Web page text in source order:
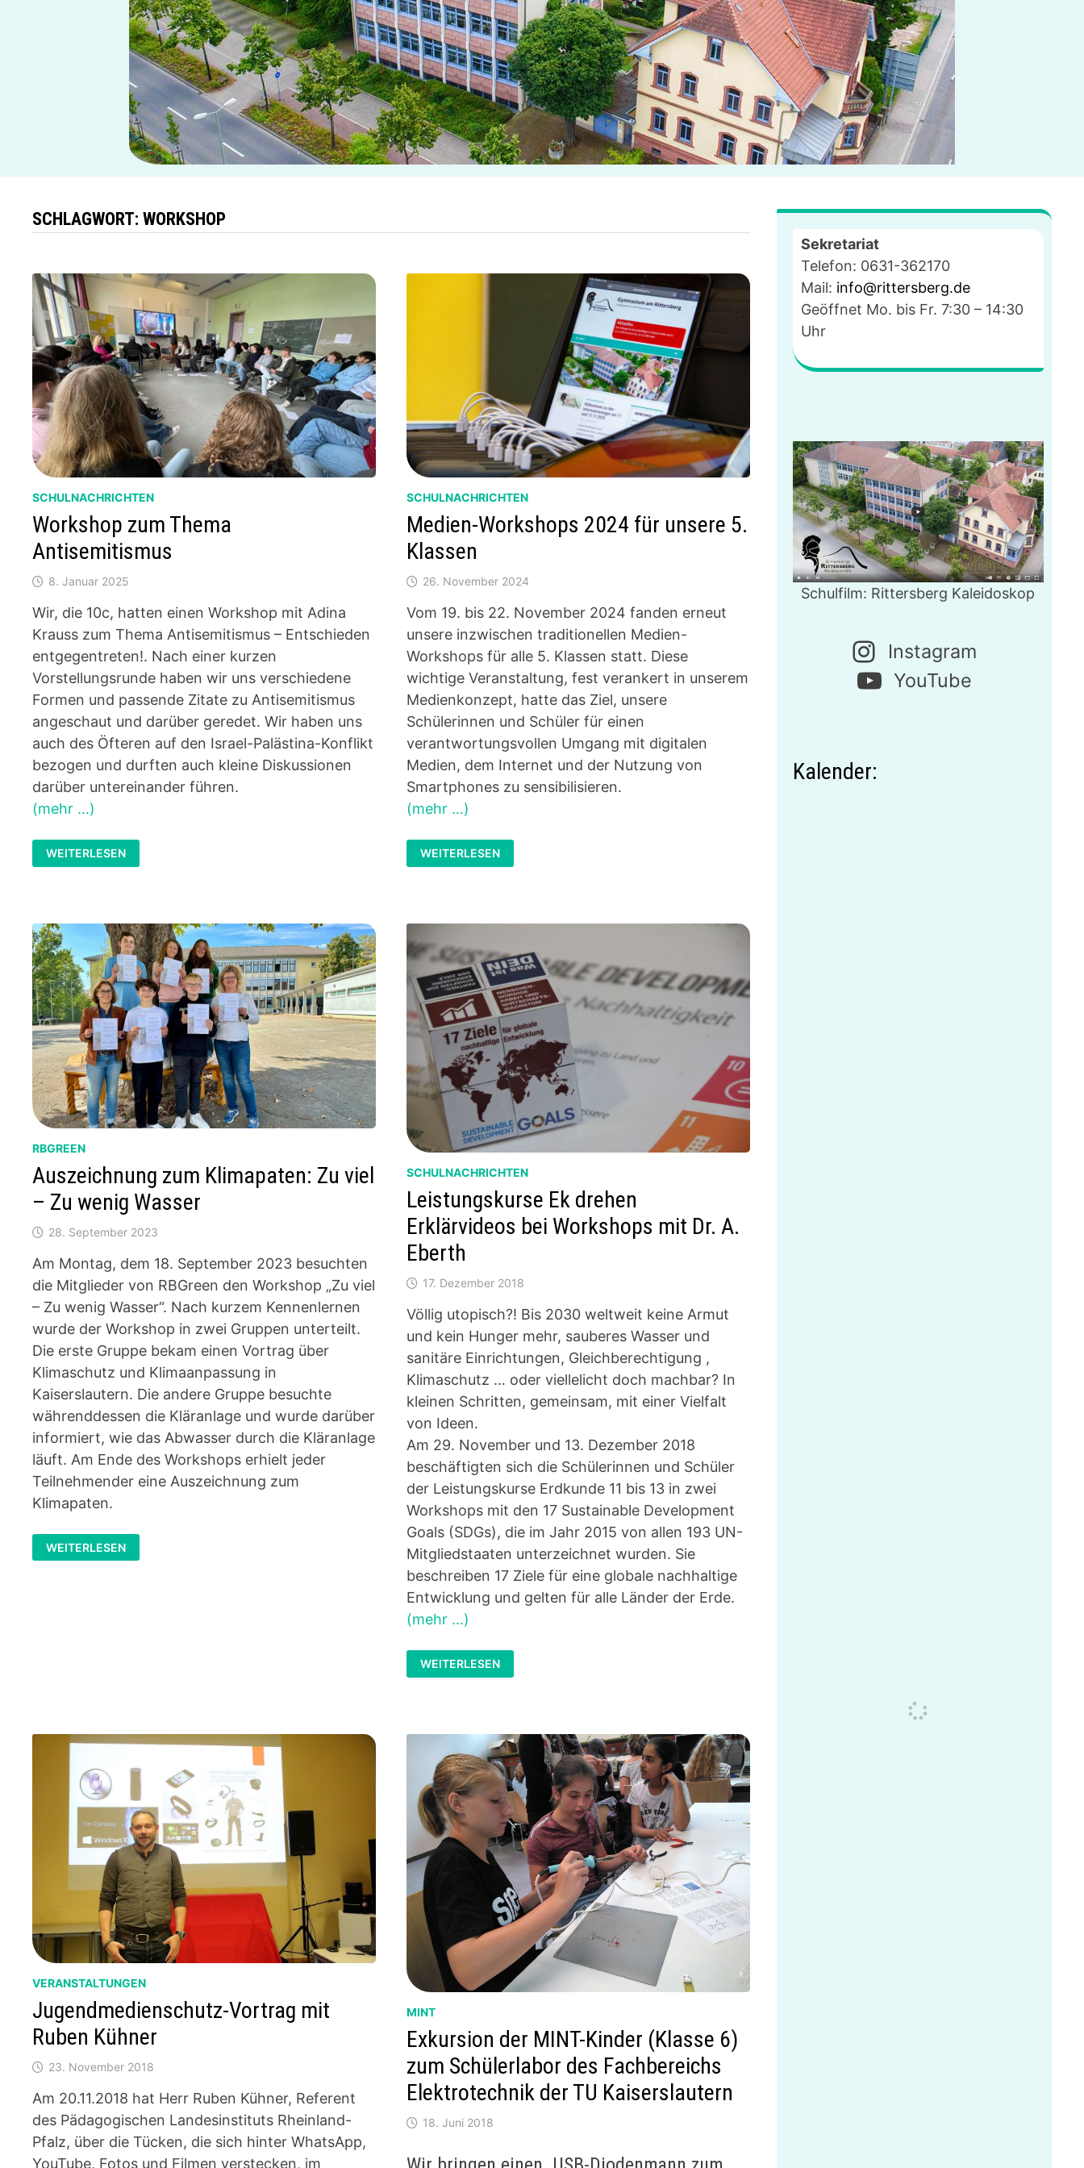
SCHLAGWORT:WORKSHOP
SCHULNACHRICHTEN
Workshop zum Thema
Antisemitismus
8. Januar 2025
Wir, die 10c, hatten einen Workshop mit Adina
Krauss zum Thema Antisemitismus – Entschieden
entgegentreten!. Nach einer kurzen
Vorstellungsrunde haben wir uns verschiedene
Formen und passende Zitate zu Antisemitismus
angeschaut und darüber geredet. Wir haben uns
auch des Öfteren auf den Israel-Palästina-Konflikt
bezogen und durften auch kleine Diskussionen
darüber untereinander führen.
(mehr …)
WORKSHOP
ZUM
THEMA
WEITERLESEN
SCHULNACHRICHTEN
Medien-Workshops 2024 für unsere 5.
Klassen
26. November 2024
Vom 19. bis 22. November 2024 fanden erneut
unsere inzwischen traditionellen Medien-
Workshops für alle 5. Klassen statt. Diese
wichtige Veranstaltung, fest verankert in unserem
Medienkonzept, hatte das Ziel, unsere
Schülerinnen und Schüler für einen
verantwortungsvollen Umgang mit digitalen
Medien, dem Internet und der Nutzung von
Smartphones zu sensibilisieren.
(mehr …)
MEDIEN-
WORKSHOPS
2024
WEITERLESEN
RBGREEN
Auszeichnung zum Klimapaten: Zu viel
– Zu wenig Wasser
28. September 2023
Am Montag, dem 18. September 2023 besuchten
die Mitglieder von RBGreen den Workshop „Zu viel
– Zu wenig Wasser“. Nach kurzem Kennenlernen
wurde der Workshop in zwei Gruppen unterteilt.
Die erste Gruppe bekam einen Vortrag über
Klimaschutz und Klimaanpassung in
Kaiserslautern. Die andere Gruppe besuchte
währenddessen die Kläranlage und wurde darüber
informiert, wie das Abwasser durch die Kläranlage
läuft. Am Ende des Workshops erhielt jeder
Teilnehmender eine Auszeichnung zum
Klimapaten.
AUSZEICHNUNG
ZUM
KLIMAPATEN:
WEITERLESEN
SCHULNACHRICHTEN
Leistungskurse Ek drehen
Erklärvideos bei Workshops mit Dr. A.
Eberth
17. Dezember 2018
Völlig utopisch?! Bis 2030 weltweit keine Armut
und kein Hunger mehr, sauberes Wasser und
sanitäre Einrichtungen, Gleichberechtigung ,
Klimaschutz … oder viellelicht doch machbar? In
kleinen Schritten, gemeinsam, mit einer Vielfalt
von Ideen.
Am 29. November und 13. Dezember 2018
beschäftigten sich die Schülerinnen und Schüler
der Leistungskurse Erdkunde 11 bis 13 in zwei
Workshops mit den 17 Sustainable Development
Goals (SDGs), die im Jahr 2015 von allen 193 UN-
Mitgliedstaaten unterzeichnet wurden. Sie
beschreiben 17 Ziele für eine globale nachhaltige
Entwicklung und gelten für alle Länder der Erde.
(mehr …)
LEISTUNGSKURSE
EK
DREHEN
DR.
EBERTH
WEITERLESEN
VERANSTALTUNGEN
Jugendmedienschutz-Vortrag mit
Ruben Kühner
23. November 2018
Am 20.11.2018 hat Herr Ruben Kühner, Referent
des Pädagogischen Landesinstituts Rheinland-
Pfalz, über die Tücken, die sich hinter WhatsApp,
YouTube, Fotos und Filmen verstecken, im
MINT
Exkursion der MINT-Kinder (Klasse 6)
zum Schülerlabor des Fachbereichs
Elektrotechnik der TU Kaiserslautern
18. Juni 2018
Sekretariat
Telefon: 0631-362170
Mail: info@rittersberg.de
Geöffnet Mo. bis Fr. 7:30 – 14:30
Uhr
Schulfilm: Rittersberg Kaleidoskop
Instagram
YouTube
Kalender: